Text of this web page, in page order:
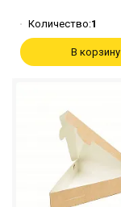
Количество:1
В корзину